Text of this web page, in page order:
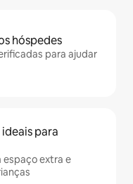
hóspedes
para ajudar
para
extra e